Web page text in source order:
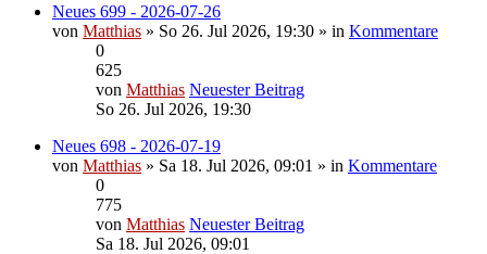
Neues 699 - 2026-07-26
von Matthias » So 26. Jul 2026, 19:30 » in Kommentare
0
625
von Matthias Neuester Beitrag
So 26. Jul 2026, 19:30
Neues 698 - 2026-07-19
von Matthias » Sa 18. Jul 2026, 09:01 » in Kommentare
0
775
von Matthias Neuester Beitrag
Sa 18. Jul 2026, 09:01